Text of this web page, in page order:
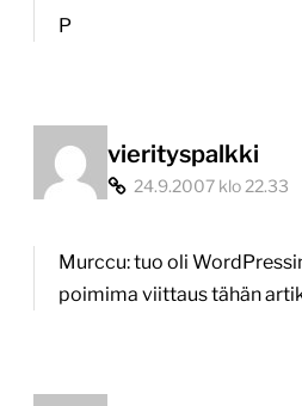
P
vierityspalkki
24.9.2007 klo 22.33
Murccu: tuo oli
poimima viittaus tähän